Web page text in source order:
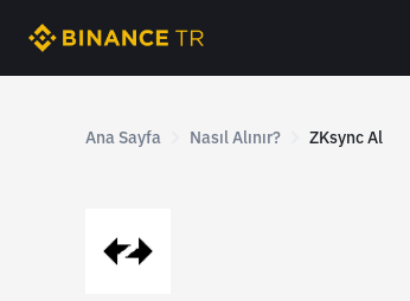
Ana Sayfa Nasıl Alınır? ZKsync Al